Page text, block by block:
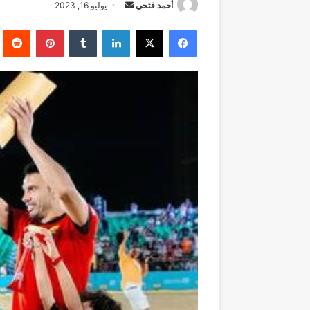
أحمد فتحي
أرسل
إلكترونيا
يوليو 16, 2023
فيسبوك ‫X لينكدإن بينتيريست